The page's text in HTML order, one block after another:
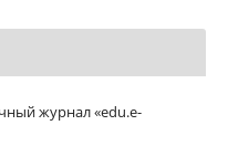
журнал «edu.e-